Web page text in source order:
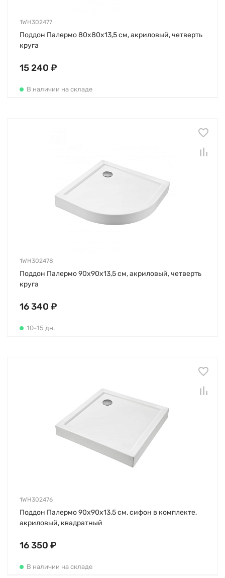
1WH302477
Поддон Палермо 80х80х13,5 см, акриловый, четверть
круга
15 240 ₽
В наличии на складе
1WH302478
Поддон Палермо 90х90х13,5 см, акриловый, четверть
круга
16 340 ₽
10-15 дн.
1WH302476
Поддон Палермо 90х90х13,5 см, сифон в комплекте,
акриловый, квадратный
16 350 ₽
В наличии на складе